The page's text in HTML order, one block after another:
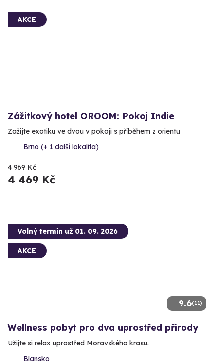
AKCE
Zážitkový hotel OROOM: Pokoj Indie
Zažijte exotiku ve dvou v pokoji s příběhem z orientu
Brno (+ 1 další lokalita)
4 969 Kč
4 469 Kč
9.6(11)
Volný termín už 01. 09. 2026
AKCE
Wellness pobyt pro dva uprostřed přírody
Užijte si relax uprostřed Moravského krasu.
Blansko